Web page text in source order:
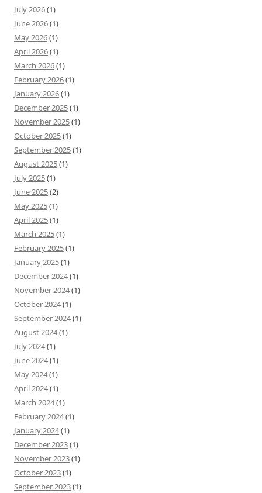
July 2026(1)
June 2026(1)
May 2026(1)
April 2026(1)
March 2026(1)
February 2026(1)
January 2026(1)
December 2025(1)
November 2025(1)
October 2025(1)
September 2025(1)
August 2025(1)
July 2025(1)
June 2025(2)
May 2025(1)
April 2025(1)
March 2025(1)
February 2025(1)
January 2025(1)
December 2024(1)
November 2024(1)
October 2024(1)
September 2024(1)
August 2024(1)
July 2024(1)
June 2024(1)
May 2024(1)
April 2024(1)
March 2024(1)
February 2024(1)
January 2024(1)
December 2023(1)
November 2023(1)
October 2023(1)
September 2023(1)